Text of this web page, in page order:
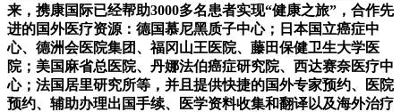
来，携康国际已经帮助3000多名患者实现“健康之旅”，合作先
进的国外医疗资源：德国慕尼黑质子中心；日本国立癌症中
心、德洲会医院集团、福冈山王医院、藤田保健卫生大学医
院；美国麻省总医院、丹娜法伯癌症研究院、西达赛奈医疗中
心；法国居里研究所等，并且提供快捷的国外专家预约、医院
预约、辅助办理出国手续、医学资料收集和翻译以及海外治疗